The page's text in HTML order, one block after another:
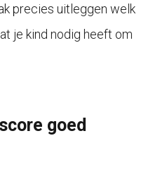
precies uitleggen welk
je kind nodig heeft om
goed